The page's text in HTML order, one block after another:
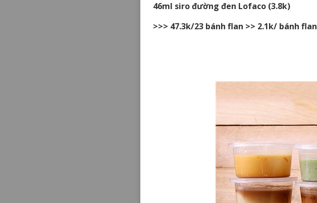
46ml siro đường đen Lofaco (3.8k)
>>> 47.3k/23 bánh flan >> 2.1k/ bánh flan